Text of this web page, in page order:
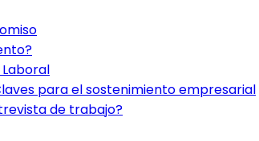
para el sostenimiento empresarial
de trabajo?